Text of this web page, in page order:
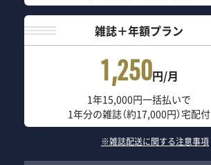
雑誌＋年額プラン
1,250円/月
1年15,000円一括払いで
1年分の雑誌（約17,000円）宅配付
※雑誌配送に関する注意事項